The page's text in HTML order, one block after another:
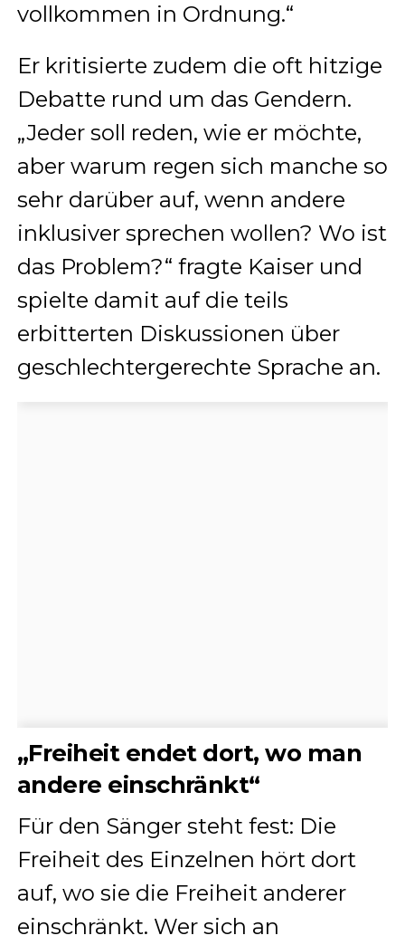
vollkommen in Ordnung.“
Er kritisierte zudem die oft hitzige
Debatte rund um das Gendern.
„Jeder soll reden, wie er möchte,
aber warum regen sich manche so
sehr darüber auf, wenn andere
inklusiver sprechen wollen? Wo ist
das Problem?“ fragte Kaiser und
spielte damit auf die teils
erbitterten Diskussionen über
geschlechtergerechte Sprache an.
„Freiheit endet dort, wo man
andere einschränkt“
Für den Sänger steht fest: Die
Freiheit des Einzelnen hört dort
auf, wo sie die Freiheit anderer
einschränkt. Wer sich an